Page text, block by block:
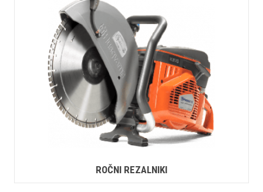
ROČNI REZALNIKI